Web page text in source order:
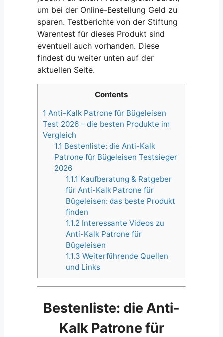
um bei der Online-Bestellung Geld zu
sparen. Testberichte von der Stiftung
Warentest für dieses Produkt sind
eventuell auch vorhanden. Diese
findest du weiter unten auf der
aktuellen Seite.
Contents
1 Anti-Kalk Patrone für Bügeleisen
Test 2026 – die besten Produkte im
Vergleich
1.1 Bestenliste: die Anti-Kalk
Patrone für Bügeleisen Testsieger
2026
1.1.1 Kaufberatung & Ratgeber
für Anti-Kalk Patrone für
Bügeleisen: das beste Produkt
finden
1.1.2 Interessante Videos zu
Anti-Kalk Patrone für
Bügeleisen
1.1.3 Weiterführende Quellen
und Links
Bestenliste: die Anti-
Kalk Patrone für